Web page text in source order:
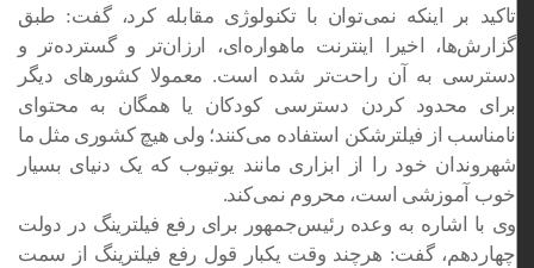
تاکید بر اینکه نمی‌توان با تکنولوژی مقابله کرد، گفت: طبق
گزارش‌ها، اخیرا اینترنت ماهواره‌ای، ارزان‌تر و گسترده‌تر و
دسترسی به آن راحت‌تر شده است. معمولا کشورهای دیگر
برای محدود کردن دسترسی کودکان یا همگان به محتوای
نامناسب از فیلترشکن استفاده می‌کنند؛ ولی هیچ کشوری مثل ما
شهروندان خود را از ابزاری مانند یوتیوب که یک دنیای بسیار
خوب آموزشی است، محروم نمی‌کند.
وی با اشاره به وعده رئیس‌جمهور برای رفع فیلترینگ در دولت
چهاردهم، گفت: هرچند وقت یکبار قول رفع فیلترینگ از سمت